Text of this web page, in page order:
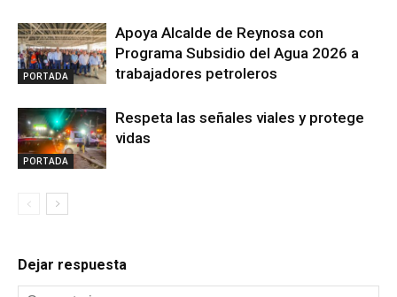
PORTADA
Apoya Alcalde de Reynosa con
Programa Subsidio del Agua 2026 a
trabajadores petroleros
PORTADA
Respeta las señales viales y protege
vidas
Dejar respuesta